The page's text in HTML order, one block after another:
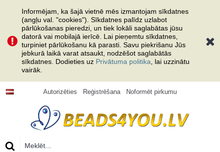
Informējam, ka šajā vietnē mēs izmantojam sīkdatnes
(angļu val. "cookies"). Sīkdatnes palīdz uzlabot
pārlūkošanas pieredzi, un tiek lokāli saglabātas jūsu
datorā vai mobilajā ierīcē. Lai pieņemtu sīkdatnes,
turpiniet pārlūkošanu kā parasti. Savu piekrišanu Jūs
jebkurā laikā varat atsaukt, nodzēšot saglabātās
sīkdatnes. Dodieties uz Privātuma politika , lai uzzinātu
vairāk.
Autorizēties Reģistrēšana Noformēt pirkumu